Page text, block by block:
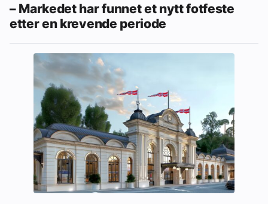
– Markedet har funnet et nytt fotfeste
etter en krevende periode